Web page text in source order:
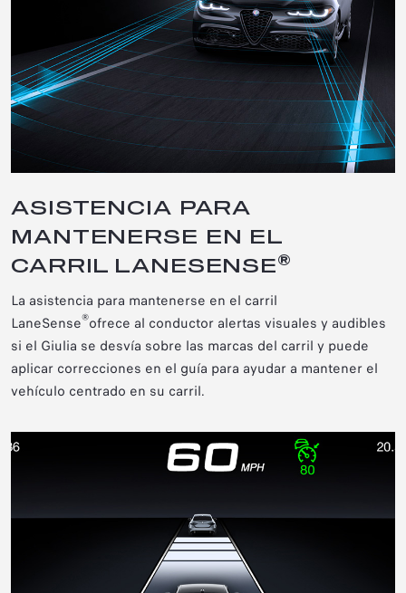
ASISTENCIA PARA
MANTENERSE EN EL
CARRIL LANESENSE®
La asistencia para mantenerse en el carril
LaneSense®ofrece al conductor alertas visuales y audibles
si el Giulia se desvía sobre las marcas del carril y puede
aplicar correcciones en el guía para ayudar a mantener el
vehículo centrado en su carril.